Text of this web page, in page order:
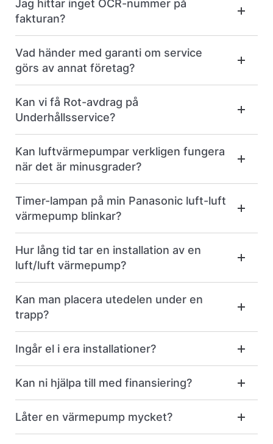
Jag hittar inget OCR-nummer på
fakturan?
Vad händer med garanti om service
görs av annat företag?
Kan vi få Rot-avdrag på
Underhållsservice?
Kan luftvärmepumpar verkligen fungera
när det är minusgrader?
Timer-lampan på min Panasonic luft-luft
värmepump blinkar?
Hur lång tid tar en installation av en
luft/luft värmepump?
Kan man placera utedelen under en
trapp?
Ingår el i era installationer?
Kan ni hjälpa till med finansiering?
Låter en värmepump mycket?